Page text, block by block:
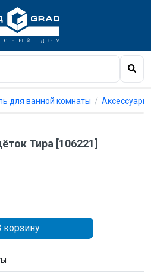
для ванной комнаты Аксессуары
Тира [106221]
корзину